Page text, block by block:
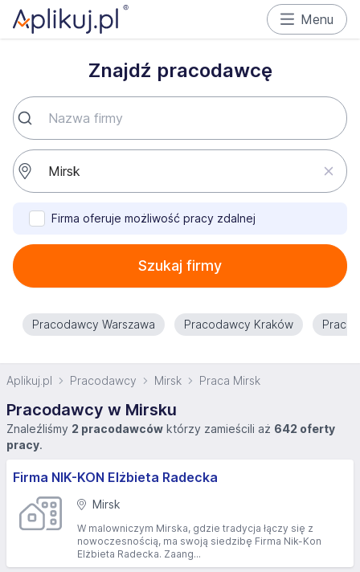
Menu
Znajdź pracodawcę
Firma oferuje możliwość pracy zdalnej
Szukaj firmy
Pracodawcy Warszawa Pracodawcy Kraków
Aplikuj.pl Pracodawcy Mirsk Praca Mirsk
Pracodawcy w Mirsku
Znaleźliśmy 2 pracodawców którzy zamieścili aż 642 oferty
pracy.
Firma NIK-KON Elżbieta Radecka
Mirsk
W malowniczym Mirska, gdzie tradycja łączy się z
nowoczesnością, ma swoją siedzibę Firma Nik-Kon
Elżbieta Radecka. Zaang...